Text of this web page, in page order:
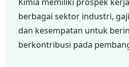
berbagai sektor industri,
dan kesempatan untuk
berkontribusi pada